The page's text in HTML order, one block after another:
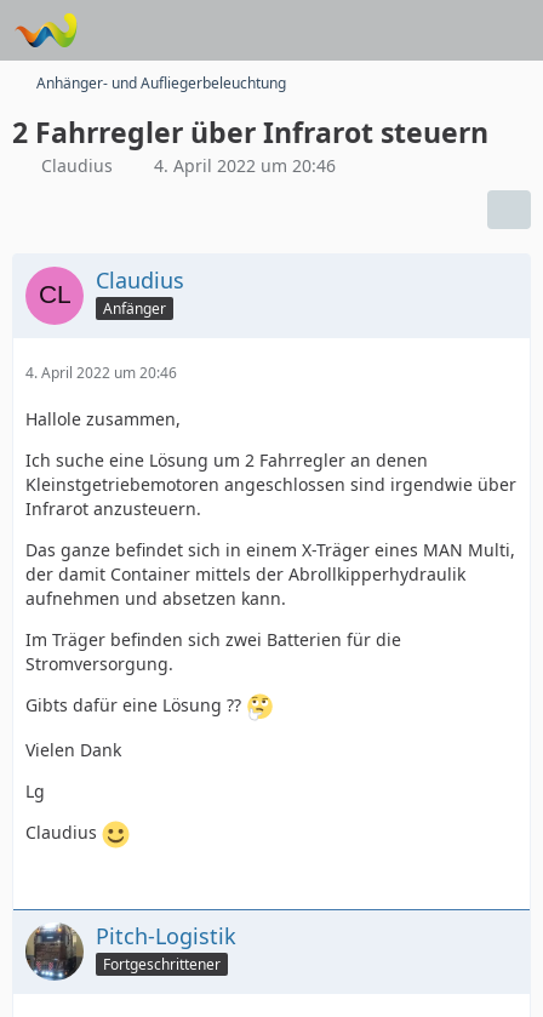
Anhänger- und Aufliegerbeleuchtung
2 Fahrregler über Infrarot steuern
Claudius 4. April 2022 um 20:46
Claudius
Anfänger
4. April 2022 um 20:46
Hallole zusammen,
Ich suche eine Lösung um 2 Fahrregler an denen
Kleinstgetriebemotoren angeschlossen sind irgendwie über
Infrarot anzusteuern.
Das ganze befindet sich in einem X-Träger eines MAN Multi,
der damit Container mittels der Abrollkipperhydraulik
aufnehmen und absetzen kann.
Im Träger befinden sich zwei Batterien für die
Stromversorgung.
Gibts dafür eine Lösung ??
Vielen Dank
Lg
Claudius
Pitch-Logistik
Fortgeschrittener